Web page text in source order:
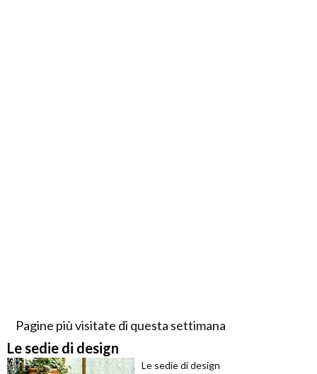
Pagine più visitate di questa settimana
Le sedie di design
Le sedie di design